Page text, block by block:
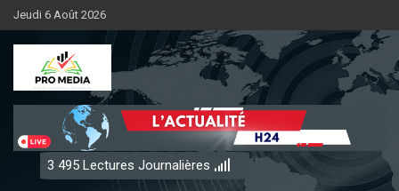
Aller
au
contenu
Jeudi 6 Août 2026
Sénégal Promedia
3 495 Lectures Journalières